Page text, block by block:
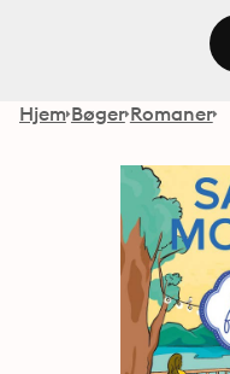
Hjem Bøger Romaner